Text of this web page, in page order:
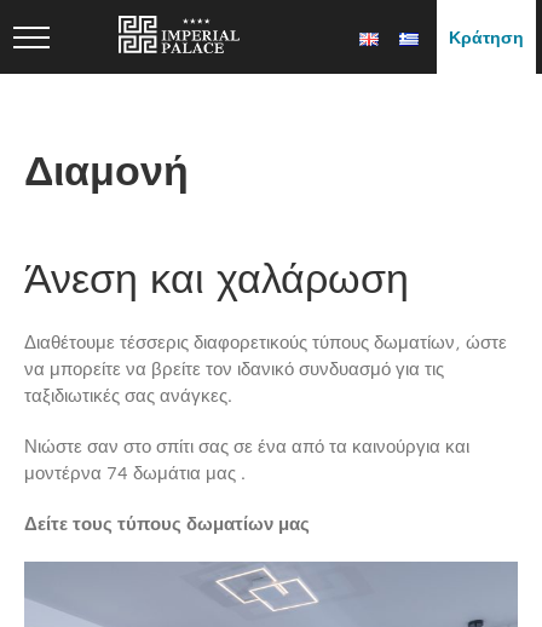
Skip
Κράτηση
Διαμονή
Άνεση και χαλάρωση
Διαθέτουμε τέσσερις διαφορετικούς τύπους δωματίων, ώστε
να μπορείτε να βρείτε τον ιδανικό συνδυασμό για τις
ταξιδιωτικές σας ανάγκες.
Νιώστε σαν στο σπίτι σας σε ένα από τα καινούργια και
μοντέρνα 74 δωμάτια μας .
Δείτε τους τύπους δωματίων μας